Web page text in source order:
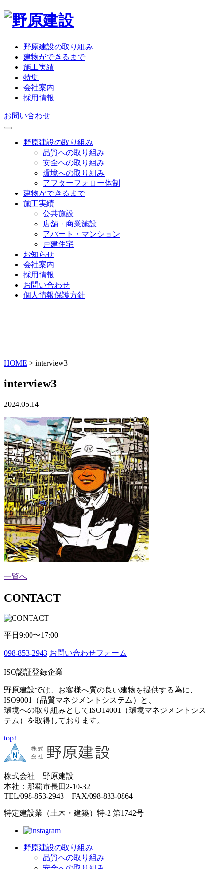
野原建設の取り組み
建物ができるまで
施工実績
特集
会社案内
採用情報
お問い合わせ
野原建設の取り組み
品質への取り組み
安全への取り組み
環境への取り組み
アフターフォロー体制
建物ができるまで
施工実績
公共施設
店舗・商業施設
アパート・マンション
戸建住宅
お知らせ
会社案内
採用情報
お問い合わせ
個人情報保護方針
HOME > interview3
interview3
2024.05.14
一覧へ
CONTACT
平日9:00〜17:00
098-853-2943 お問い合わせフォーム
ISO認証登録企業
野原建設では、お客様へ質の良い建物を提供する為に、
ISO9001（品質マネジメントシステム）と、
環境への取り組みとしてISO14001（環境マネジメントシス
テム）を取得しております。
top↑
株式会社 野原建設
本社：那覇市長田2-10-32
TEL/098-853-2943 FAX/098-833-0864
特定建設業（土木・建築）特-2 第1742号
野原建設の取り組み
品質への取り組み